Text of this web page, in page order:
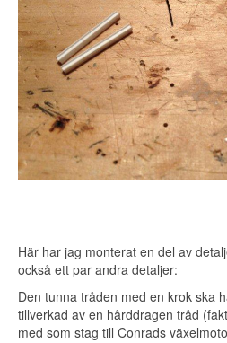
Här har jag monterat en del av
också ett par andra detaljer:
Den tunna tråden med en krok ska
tillverkad av en hårddragen tråd
med som stag till Conrads